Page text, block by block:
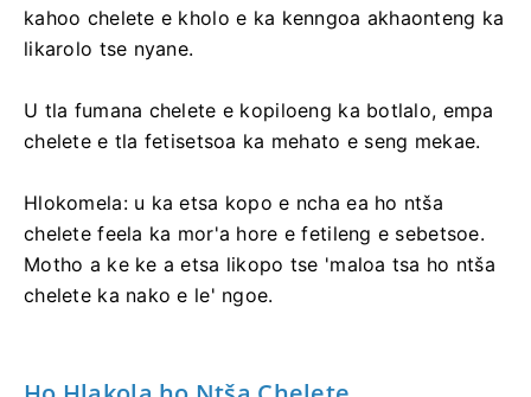
kahoo chelete e kholo e ka kenngoa akhaonteng ka
likarolo tse nyane.
U tla fumana chelete e kopiloeng ka botlalo, empa
chelete e tla fetisetsoa ka mehato e seng mekae.
Hlokomela: u ka etsa kopo e ncha ea ho ntša
chelete feela ka mor'a hore e fetileng e sebetsoe.
Motho a ke ke a etsa likopo tse 'maloa tsa ho ntša
chelete ka nako e le' ngoe.